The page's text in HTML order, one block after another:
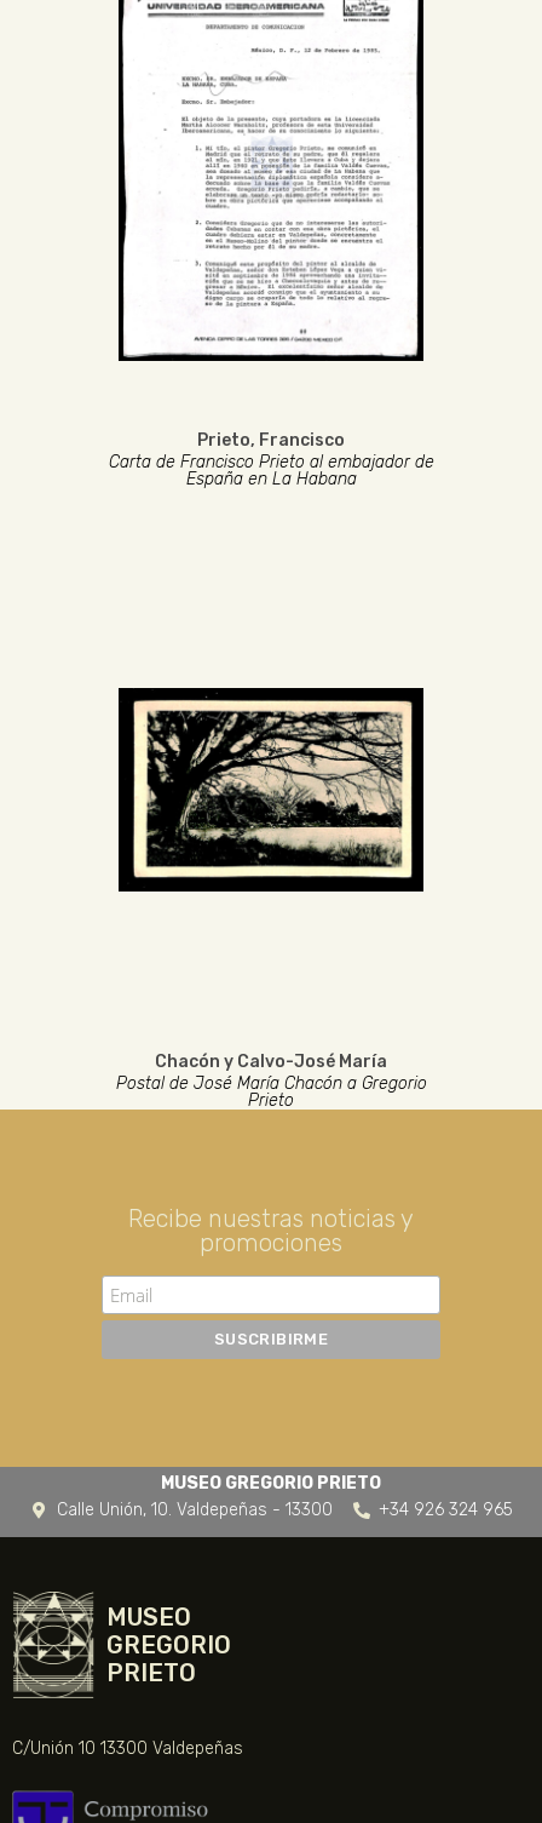
Prieto, Francisco
Carta de Francisco Prieto al embajador de
España en La Habana
Chacón y Calvo-José María
Postal de José María Chacón a Gregorio
Prieto
Recibe nuestras noticias y
promociones
MUSEO GREGORIO PRIETO
Calle Unión, 10. Valdepeñas - 13300
+34 926 324 965
MUSEO
GREGORIO
PRIETO
C/Unión 10 13300 Valdepeñas